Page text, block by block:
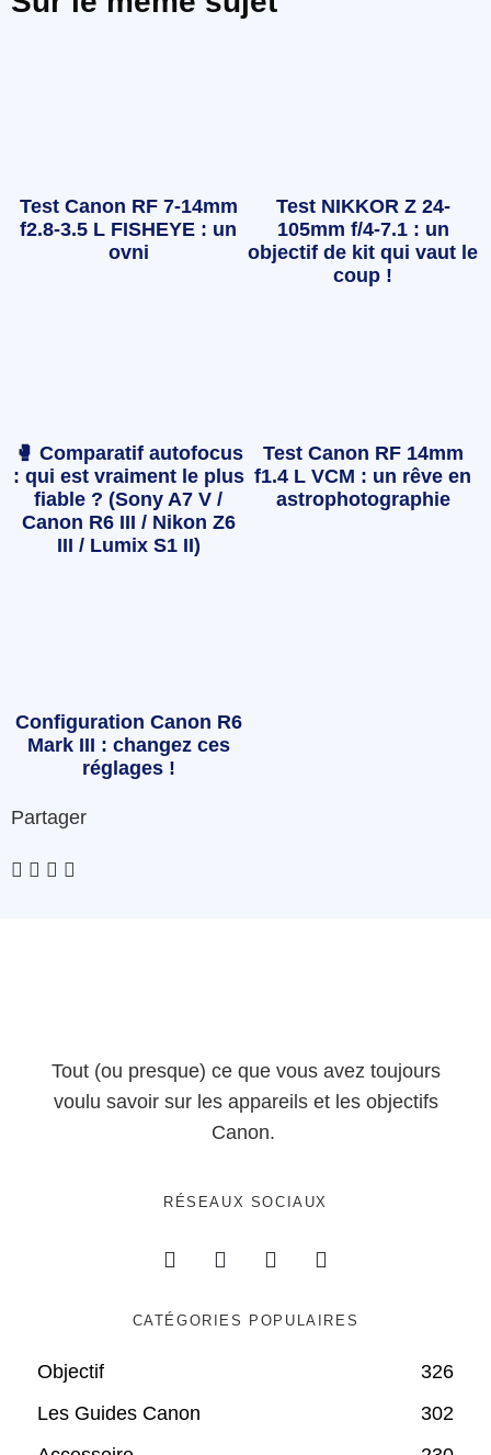
Test Canon RF 7-14mm
f2.8-3.5 L FISHEYE : un
ovni
Test NIKKOR Z 24-
105mm f/4-7.1 : un
objectif de kit qui vaut le
coup !
🥊 Comparatif autofocus
: qui est vraiment le plus
fiable ? (Sony A7 V /
Canon R6 III / Nikon Z6
III / Lumix S1 II)
Test Canon RF 14mm
f1.4 L VCM : un rêve en
astrophotographie
Configuration Canon R6
Mark III : changez ces
réglages !
Partager
Tout (ou presque) ce que vous avez toujours
voulu savoir sur les appareils et les objectifs
Canon.
RÉSEAUX SOCIAUX
CATÉGORIES POPULAIRES
Objectif
326
Les Guides Canon
302